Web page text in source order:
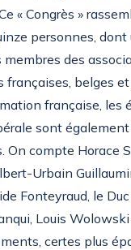
« Congrès »
personnes, dont
membres des
françaises, belges et
française, les
sont
On compte Horace
Urbain
Fonteyraud, le Duc
Louis Wolowski
certes plus